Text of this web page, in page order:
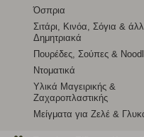
Όσπρια
Σιτάρι, Κινόα, Σόγια &
Δημητριακά
Πουρέδες, Σούπες &
Ντοματικά
Υλικά Μαγειρικής &
Ζαχαροπλαστικής
Μείγματα για Ζελέ &
Cookies
Η
τα cookies
Απολύτως